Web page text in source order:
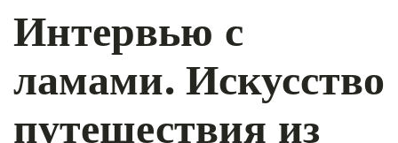
Интервью с
ламами. Искусство
путешествия из